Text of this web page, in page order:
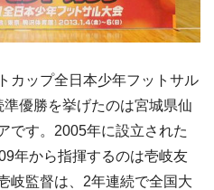
カップ全日本少年フットサル
優勝を挙げたのは宮城県仙
です。2005年に設立された
年から指揮するのは壱岐友
岐監督は、2年連続で全国大